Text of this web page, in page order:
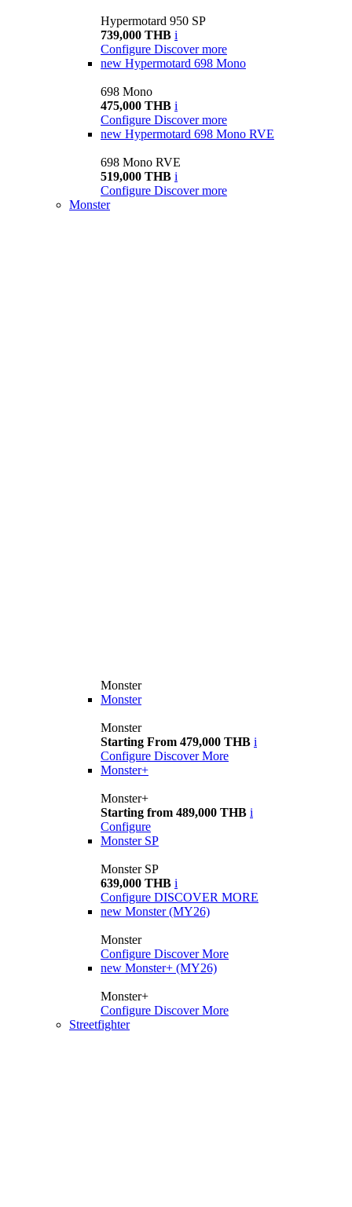
Hypermotard 950 SP
739,000 THB i
Configure Discover more
new Hypermotard 698 Mono
698 Mono
475,000 THB i
Configure Discover more
new Hypermotard 698 Mono RVE
698 Mono RVE
519,000 THB i
Configure Discover more
Monster
Monster
Monster
Monster
Starting From 479,000 THB i
Configure Discover More
Monster+
Monster+
Starting from 489,000 THB i
Configure
Monster SP
Monster SP
639,000 THB i
Configure DISCOVER MORE
new Monster (MY26)
Monster
Configure Discover More
new Monster+ (MY26)
Monster+
Configure Discover More
Streetfighter